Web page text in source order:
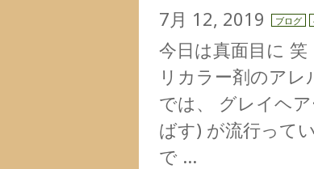
7月 12, 2019 ブログ
今日は真面目に
リカラー剤のア
では、 グレイヘ
ばす) が流行って
で …